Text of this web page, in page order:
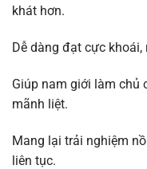
khát hơn.
Dễ dàng đạt cực
Giúp nam giới làm chủ
mãnh liệt.
Mang lại trải nghiệm
liên tục.